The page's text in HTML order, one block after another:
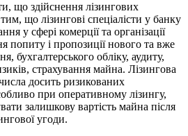
що здійснення лізингових
що лізингові спеціалісти у банку
у сфері комерції та організації
попиту і пропозиції нового та вже
бухгалтерського обліку, аудиту,
страхування майна. Лізингова
досить ризикованих
при оперативному лізингу,
залишкову вартість майна після
угоди.